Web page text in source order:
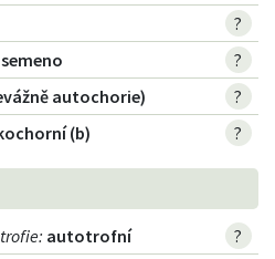
?
semeno
?
autochorie)
?
(b) ?
: autotrofní
?